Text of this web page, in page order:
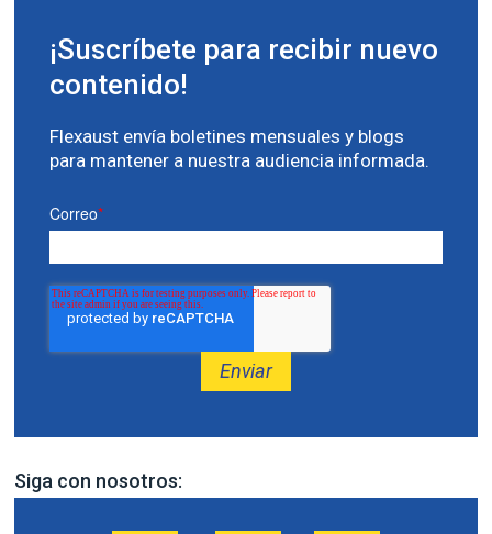
¡Suscríbete para recibir nuevo
contenido!
Flexaust envía boletines mensuales y blogs
para mantener a nuestra audiencia informada.
Correo*
Siga con nosotros: